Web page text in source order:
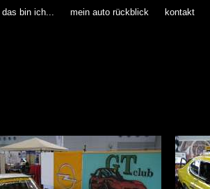
das bin ich... mein auto rückblick kontakt